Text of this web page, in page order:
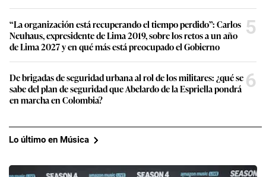
“La organización está recuperando el tiempo perdido”: Carlos
Neuhaus, expresidente de Lima 2019, sobre los retos a un año
de Lima 2027 y en qué más está preocupado el Gobierno
5
De brigadas de seguridad urbana al rol de los militares: ¿qué se
sabe del plan de seguridad que Abelardo de la Espriella pondrá
en marcha en Colombia?
6
Lo último en Música